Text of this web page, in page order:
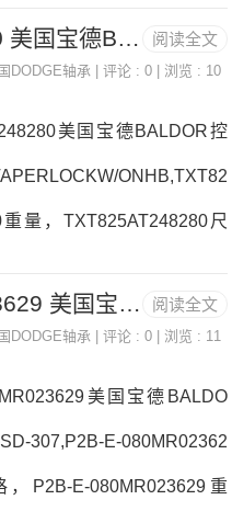
，RAE50-NPP-FA106 K12
DL-115-HTP2B-GTA
DLM-307F4B-GTM-211日
EP2B-S2-211R071396参数
价格,EP2B-S2-2
，RAE45NPPFA106 4
阅读全文
TXT825AT 248280 美国宝德BALDOR控制器 INS-SCM-203
DODGE轴承 | 评论 : 0 | 浏览 : 10
美国宝德BALDOR控
ONHB,TXT82
重量，TXT825AT248280尺
家FC-SCM-112WSTU-SC-
SCM-115日本EASE
参数TXT825AT2
采购 热销
阅读全文
P2B-E-080MR 023629 美国宝德BALDOR电机 P2B-IP-211R
DODGE轴承 | 评论 : 0 | 浏览 : 11
美国宝德BALDO
307,P2B-E-080MR02362
P2B-E-080MR023629重